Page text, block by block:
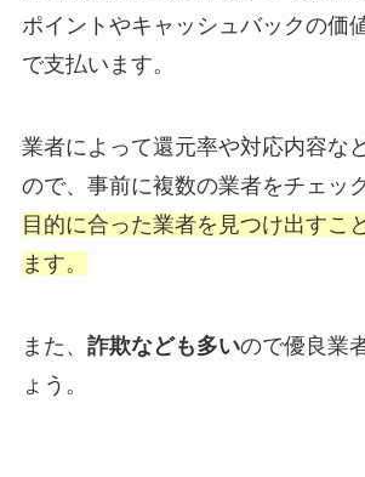
ポイントやキャッシュバックの価
で支払います。
業者によって還元率や対応内容な
ので、事前に複数の業者をチェッ
目的に合った業者を見つけ出すこ
ます。
また、 詐欺なども多いので優良業
ょう。